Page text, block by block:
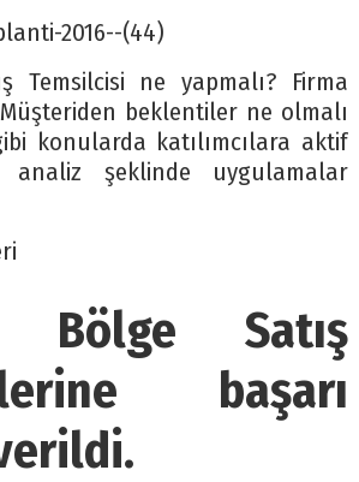
Temsilcisi ne yapmalı? Firma
beklentiler ne olmalı
konularda katılımcılara aktif
şeklinde uygulamalar
Bölge Satış
başarı